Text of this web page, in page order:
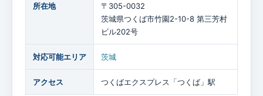
所在地
〒305-0032
茨城県つくば市竹園2-10-8 第三芳村
ビル202号
対応可能エリア 茨城
アクセス つくばエクスプレス「つくば」駅